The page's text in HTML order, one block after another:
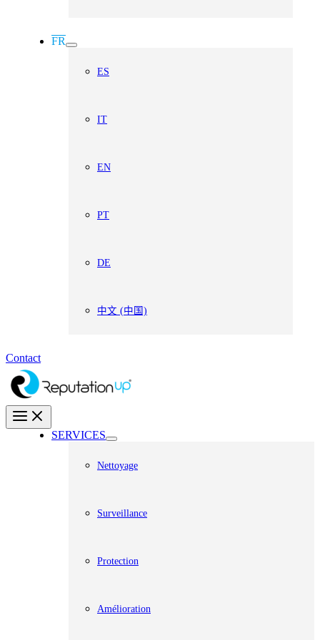
FR
ES
IT
EN
PT
DE
中文 (中国)
Contact
SERVICES
Nettoyage
Surveillance
Protection
Amélioration